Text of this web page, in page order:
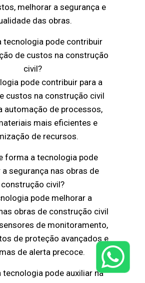
melhorar a segurança e
das obras.
tecnologia pode contribuir
de custos na construção
civil?
pode contribuir para a
custos na construção civil
automação de processos,
mais eficientes e
de recursos.
forma a tecnologia pode
segurança nas obras de
construção civil?
pode melhorar a
obras de construção civil
de monitoramento,
de proteção avançados e
de alerta precoce.
tecnologia pode auxiliar na